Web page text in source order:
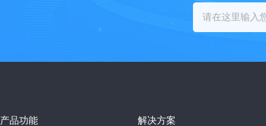
产品功能 解决方案